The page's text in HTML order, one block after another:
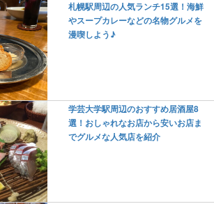
札幌駅周辺の人気ランチ15選！海鮮
やスープカレーなどの名物グルメを
漫喫しよう♪
学芸大学駅周辺のおすすめ居酒屋8
選！おしゃれなお店から安いお店ま
でグルメな人気店を紹介